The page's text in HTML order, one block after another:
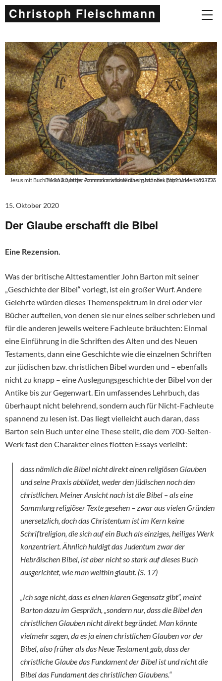
Christoph Fleischmann
Jesus mit Buch. Mosaik aus der Pammakaristos Kirche in Istanbul. Foto: V. Menkov - CC BY-SA 3.0, https://commons.wikimedia.org/w/index.php?curid=11853726
15. Oktober 2020
Der Glaube erschafft die Bibel
Eine Rezension.
Was der britische Alttestamentler John Barton mit seiner
„Geschichte der Bibel“ vorlegt, ist ein großer Wurf. Andere
Gelehrte würden dieses Themenspektrum in drei oder vier
Bücher aufteilen, von denen sie nur eines selber schrieben und
für die anderen jeweils weitere Fachleute bräuchten: Einmal
eine Einführung in die Schriften des Alten und des Neuen
Testaments, dann eine Geschichte wie die einzelnen Schriften
zur jüdischen bzw. christlichen Bibel wurden und – ebenfalls
nicht zu knapp – eine Auslegungsgeschichte der Bibel von der
Antike bis zur Gegenwart. Ein umfassendes Lehrbuch, das
überhaupt nicht belehrend, sondern auch für Nicht-Fachleute
spannend zu lesen ist. Das liegt vielleicht auch daran, dass
Barton sein Buch unter eine These stellt, die dem 700-Seiten-
Werk fast den Charakter eines flotten Essays verleiht:
dass nämlich die Bibel nicht direkt einen religiösen Glauben
und seine Praxis abbildet, weder den jüdischen noch den
christlichen. Meiner Ansicht nach ist die Bibel – als eine
Sammlung religiöser Texte gesehen – zwar aus vielen Gründen
unersetzlich, doch das Christentum ist im Kern keine
Schriftreligion, die sich auf ein Buch als einziges, heiliges Werk
konzentriert. Ähnlich huldigt das Judentum zwar der
Hebräischen Bibel, ist aber nicht so stark auf dieses Buch
ausgerichtet, wie man weithin glaubt. (S. 17)
„Ich sage nicht, dass es einen klaren Gegensatz gibt“, meint
Barton dazu im Gespräch, „sondern nur, dass die Bibel den
christlichen Glauben nicht direkt begründet. Man könnte
vielmehr sagen, da es ja einen christlichen Glauben vor der
Bibel, also früher als das Neue Testament gab, dass der
christliche Glaube das Fundament der Bibel ist und nicht die
Bibel das Fundament des christlichen Glaubens.“